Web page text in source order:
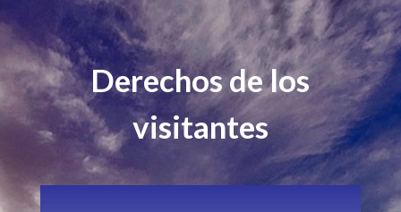
Derechos de los
visitantes